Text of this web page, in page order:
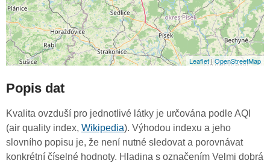
Leaflet|OpenStreetMap
Popis dat
Kvalita ovzduší pro jednotlivé látky je určována podle AQI
(air quality index, Wikipedia). Výhodou indexu a jeho
slovního popisu je, že není nutné sledovat a porovnávat
konkrétní číselné hodnoty. Hladina s označením Velmi dobrá